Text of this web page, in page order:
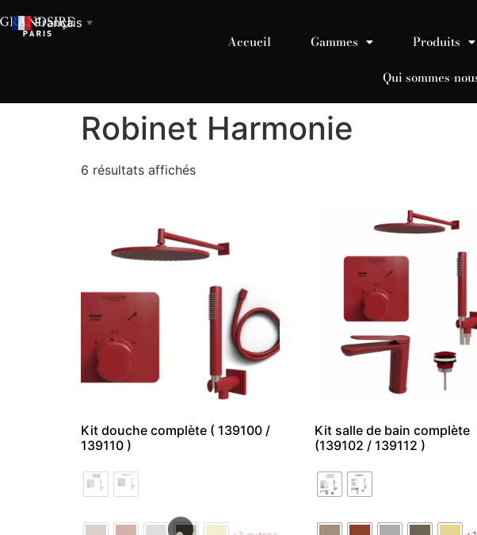
Accueil Gammes Produits
Qui sommes-
Robinet Harmonie
6 résultats affichés
Kit douche complète ( 139100 /
139110 )
Kit salle de bain complète
(139102 / 139112 )
Français ▼